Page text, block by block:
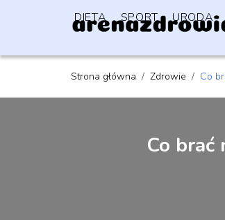
DIETA SPORT URODA
Strona główna / Zdrowie / Co
Co